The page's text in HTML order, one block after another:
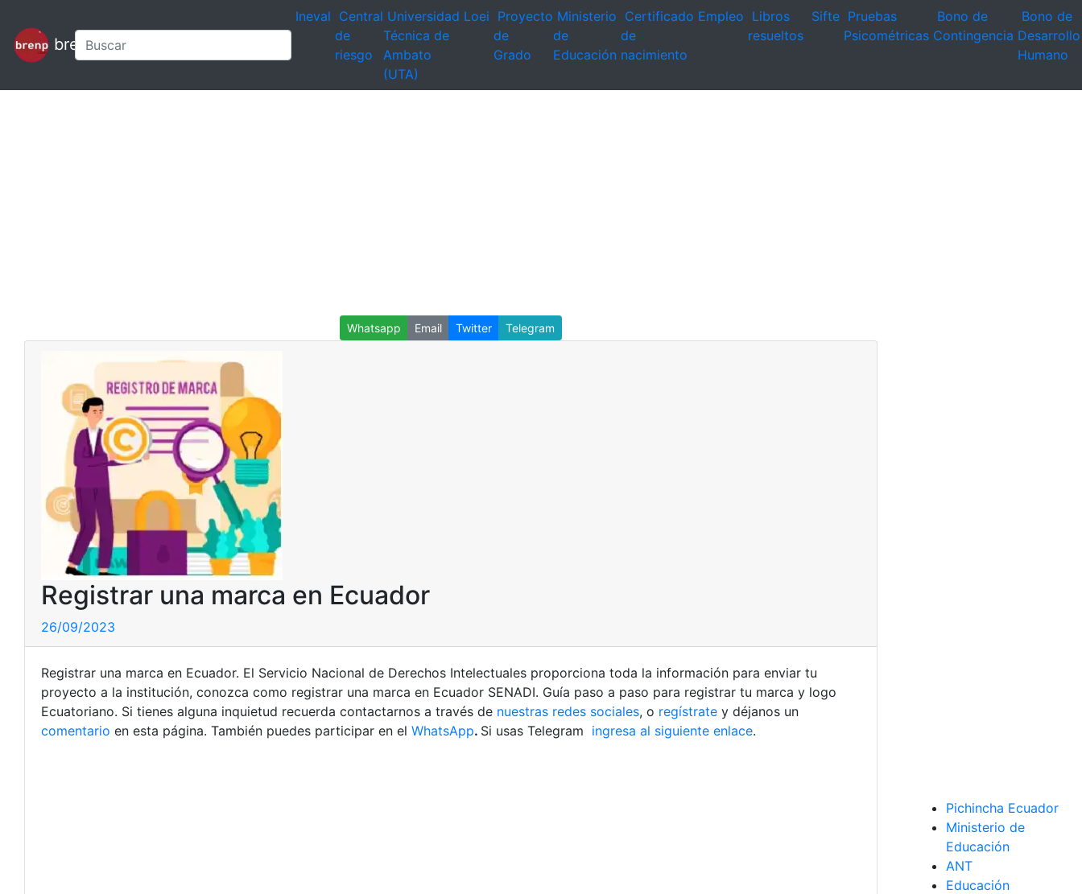
brenp
Ineval Central
de
riesgo
Universidad
Técnica de
Ambato
(UTA)
Loei Proyecto
de
Grado
Ministerio
de
Educación
Certificado
de
nacimiento
Empleo Libros
resueltos
Sifte Pruebas
Psicométricas
Bono de
Contingencia
Bono de
Desarrollo
Humano
Whatsapp Email Twitter Telegram
Registrar una marca en Ecuador
26/09/2023
Registrar una marca en Ecuador. El Servicio Nacional de Derechos Intelectuales proporciona toda la información para enviar tu
proyecto a la institución, conozca como registrar una marca en Ecuador SENADI. Guía paso a paso para registrar tu marca y logo
Ecuatoriano. Si tienes alguna inquietud recuerda contactarnos a través de nuestras redes sociales, o regístrate y déjanos un
comentario en esta página. También puedes participar en el WhatsApp. Si usas Telegram ingresa al siguiente enlace.
Pichincha Ecuador
Ministerio de
Educación
ANT
Educación